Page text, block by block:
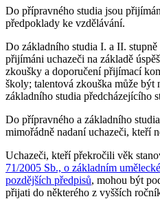
Do přípravného studia jsou
předpoklady ke vzdělávání.
Do základního studia I. a II. stupně
přijímáni uchazeči na základě
zkoušky a doporučení přijímací
školy; talentová zkouška může být
základního studia předcházejícího
Do přípravného a základního
mimořádně nadaní uchazeči, kteří
Uchazeči, kteří překročili věk
71/2005 Sb., o základním
pozdějších předpisů, mohou být
přijati do některého z vyšších